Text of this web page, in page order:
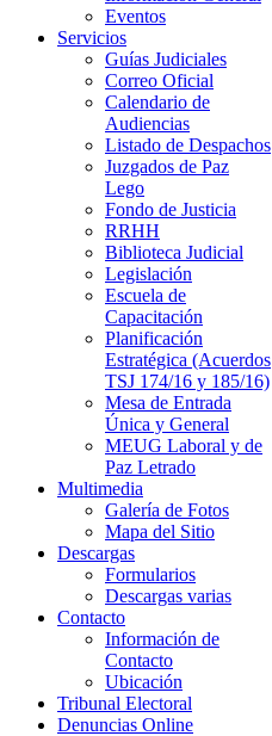
Eventos
Servicios
Guías Judiciales
Correo Oficial
Calendario de
Audiencias
Listado de Despachos
Juzgados de Paz
Lego
Fondo de Justicia
RRHH
Biblioteca Judicial
Legislación
Escuela de
Capacitación
Planificación
Estratégica (Acuerdos
TSJ 174/16 y 185/16)
Mesa de Entrada
Única y General
MEUG Laboral y de
Paz Letrado
Multimedia
Galería de Fotos
Mapa del Sitio
Descargas
Formularios
Descargas varias
Contacto
Información de
Contacto
Ubicación
Tribunal Electoral
Denuncias Online